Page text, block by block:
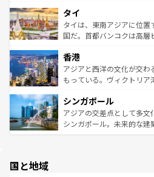
リティに包まれながら、韓
わってみて
覧を参照してほしい。
急速な発展と共に伝統が息
ーチミン市のフランス統治
醸し出している。また、バ
とつ。フォーやバインミー
ひ現地で味わいたい。ど
が旅行者を迎えてくれるの
参照してほしい。
タイ
タイは、東南アジアに位置
国だ。首都バンコクは高層
の活気が交差している。北
帯で自然と触れ合い、南
いビーチでリゾート気分を
激する。気候は一年中温暖
が待っている。親しみや
た文化、そして多様な観光
香港
アジアと西洋の文化が交
もっている。ヴィクトリア
み、どこを訪れても感動す
ており、効率よく見どこ
うな絶景から文化的な体験
シンガポール
アジアの交差点として多
シンガポール。未来的な建
国と地域